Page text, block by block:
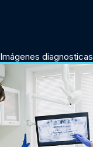
Imágenes diagnosticas